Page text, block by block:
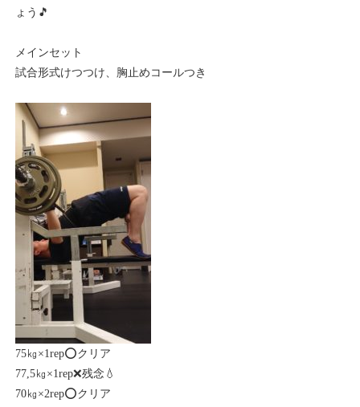
ょう🎵
メインセット
試合形式けつつけ、胸止めコールつき
75㎏×1rep⭕クリア
77,5㎏×1rep❌残念💧
70㎏×2rep⭕クリア